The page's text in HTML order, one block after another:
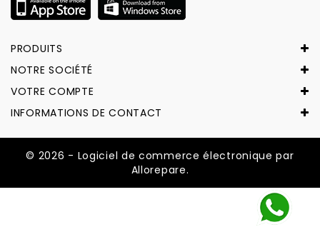
PRODUITS
NOTRE SOCIÉTÉ
VOTRE COMPTE
INFORMATIONS DE CONTACT
© 2026 - Logiciel de commerce électronique par
Allorepare.